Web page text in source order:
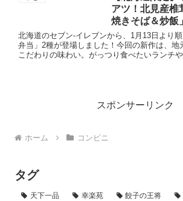
アツ！北見産椎
焼きそば＆炒飯
下キャベツ回鍋
ュー！
北海道のセブン-イレブンから、1月13日より
弁当」2種が登場しました！今回の新作は、地
こだわりの味わい。がっつり食べたいランチ
スポンサーリンク
ホーム コンビニ
タグ
天下一品 幸楽苑 餃子の王将